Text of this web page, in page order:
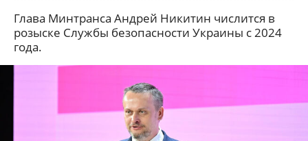
Глава Минтранса Андрей Никитин числится в
розыске Службы безопасности Украины с 2024
года.